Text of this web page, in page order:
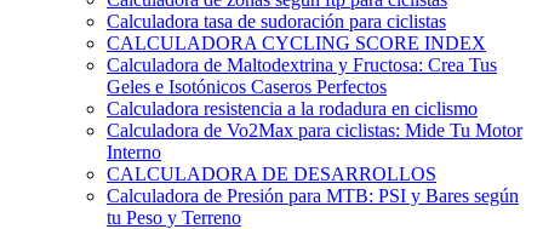
Calculadora tasa de sudoración para ciclistas
CALCULADORA CYCLING SCORE INDEX
Calculadora de Maltodextrina y Fructosa: Crea Tus
Geles e Isotónicos Caseros Perfectos
Calculadora resistencia a la rodadura en ciclismo
Calculadora de Vo2Max para ciclistas: Mide Tu Motor
Interno
CALCULADORA DE DESARROLLOS
Calculadora de Presión para MTB: PSI y Bares según
tu Peso y Terreno